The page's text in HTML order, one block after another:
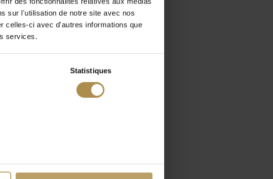
sur l'utilisation de notre site avec nos
celles-ci avec d'autres informations que
services.
Statistiques